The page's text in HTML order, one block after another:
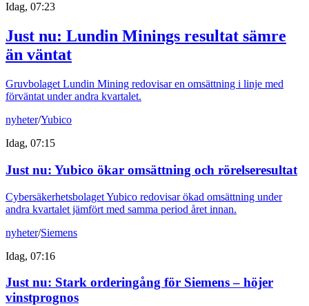
Idag, 07:23
Just nu: Lundin Minings resultat sämre
än väntat
Gruvbolaget Lundin Mining redovisar en omsättning i linje med
förväntat under andra kvartalet.
nyheter/Yubico
Idag, 07:15
Just nu: Yubico ökar omsättning och rörelseresultat
Cybersäkerhetsbolaget Yubico redovisar ökad omsättning under
andra kvartalet jämfört med samma period året innan.
nyheter/Siemens
Idag, 07:16
Just nu: Stark orderingång för Siemens – höjer
vinstprognos